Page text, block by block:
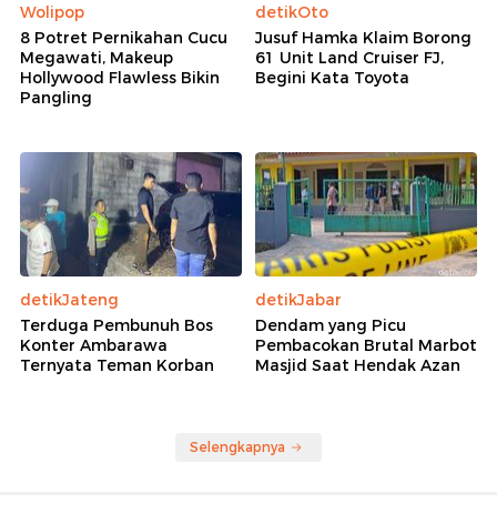
Wolipop
8 Potret Pernikahan Cucu
Megawati, Makeup
Hollywood Flawless Bikin
Pangling
detikOto
Jusuf Hamka Klaim Borong
61 Unit Land Cruiser FJ,
Begini Kata Toyota
detikJateng
Terduga Pembunuh Bos
Konter Ambarawa
Ternyata Teman Korban
detikJabar
Dendam yang Picu
Pembacokan Brutal Marbot
Masjid Saat Hendak Azan
Selengkapnya